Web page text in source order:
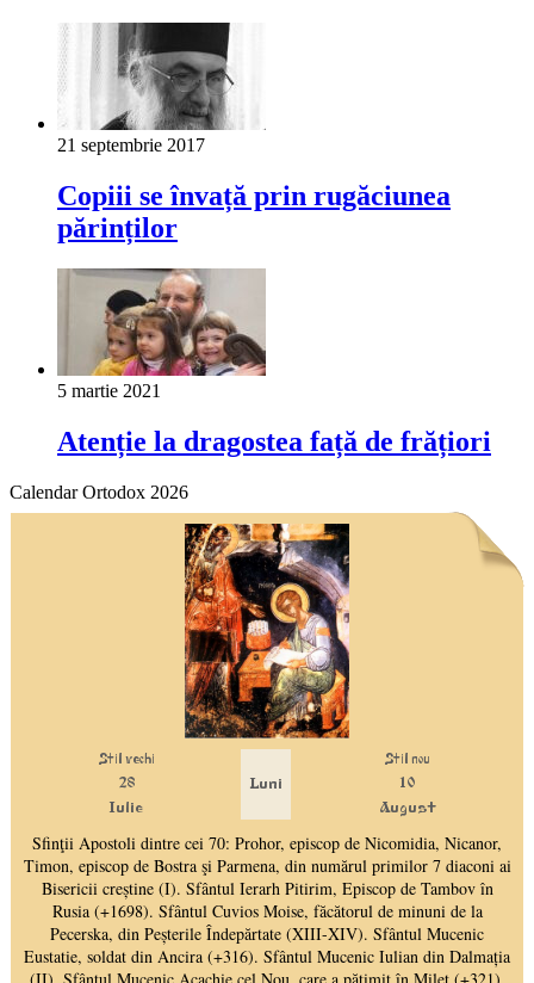
21 septembrie 2017
Copiii se învață prin rugăciunea
părinților
5 martie 2021
Atenție la dragostea față de frățiori
Calendar Ortodox 2026